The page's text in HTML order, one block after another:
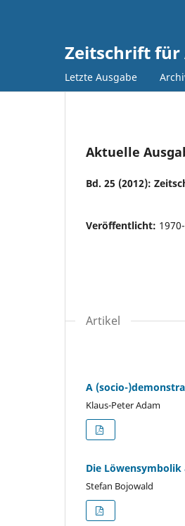
Zeitschrift
Letzte Ausgabe
Aktuelle
Bd. 25 (2012):
Veröffentlicht:
Artikel
A (socio-
Klaus-Peter Adam
Die Löwensymbolik
Stefan Bojowald